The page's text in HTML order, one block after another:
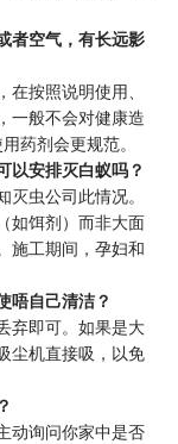
者空气，有长远影
按照说明使用、
一般不会对健康造
药剂会更规范。
以安排灭白蚁吗？
虫公司此情况。
如饵剂）而非大面
施工期间，孕妇和
唔自己清洁？
弃即可。如果是大
尘机直接吸，以免
动询问你家中是否